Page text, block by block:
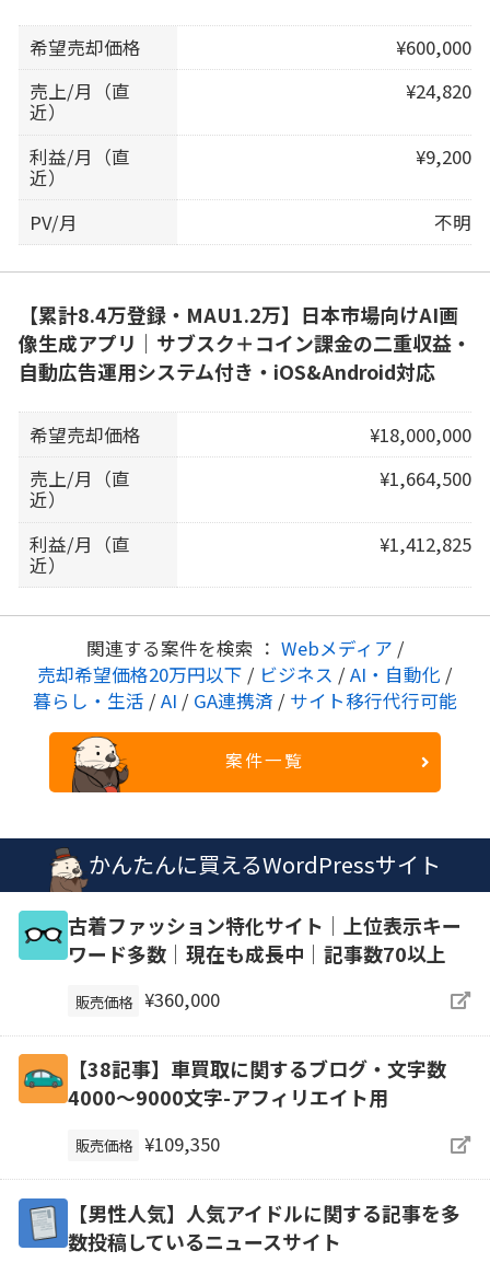
希望売却価格
¥600,000
売上/月（直
近）
¥24,820
利益/月（直
近）
¥9,200
PV/月 不明
【累計8.4万登録・MAU1.2万】日本市場向けAI画
像生成アプリ｜サブスク＋コイン課金の二重収益・
自動広告運用システム付き・iOS&Android対応
希望売却価格
¥18,000,000
売上/月（直
近）
¥1,664,500
利益/月（直
近）
¥1,412,825
関連する案件を検索 ： Webメディア /
売却希望価格20万円以下 / ビジネス / AI・自動化 /
暮らし・生活 / AI / GA連携済 / サイト移行代行可能
案件一覧
かんたんに買えるWordPressサイト
古着ファッション特化サイト│上位表示キー
ワード多数│現在も成長中│記事数70以上
販売価格 ¥360,000
【38記事】車買取に関するブログ・文字数
4000～9000文字-アフィリエイト用
販売価格 ¥109,350
【男性人気】人気アイドルに関する記事を多
数投稿しているニュースサイト